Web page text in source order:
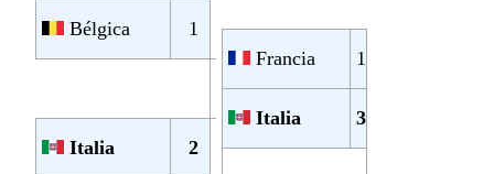
Bélgica
1
Francia
1
Italia
3
Italia
2